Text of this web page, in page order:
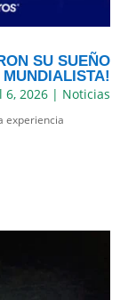
SU SUEÑO
MUNDIALISTA!
6, 2026| Noticias
experiencia